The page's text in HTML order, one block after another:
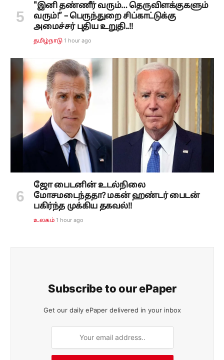
"இனி தண்ணீர் வரும்… தெருவிளக்குகளும்
வரும்!” – பெருந்துறை சிப்காட்டுக்கு
அமைச்சர் புதிய உறுதி..!!
தமிழ்நாடு 1 hour ago
ஜோ பைடனின் உடல்நிலை
மோசமடைந்ததா? மகன் ஹண்டர் பைடன்
பகிர்ந்த முக்கிய தகவல்!!
உலகம் 1 hour ago
Subscribe to our ePaper
Get our daily ePaper delivered in your inbox